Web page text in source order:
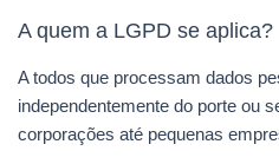
A quem a LGPD se aplica?
A todos que processam dados
independentemente do porte ou
corporações até pequenas